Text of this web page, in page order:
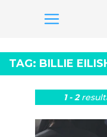
para
o
conteúdo
TAG: BILLIE
1 - 2